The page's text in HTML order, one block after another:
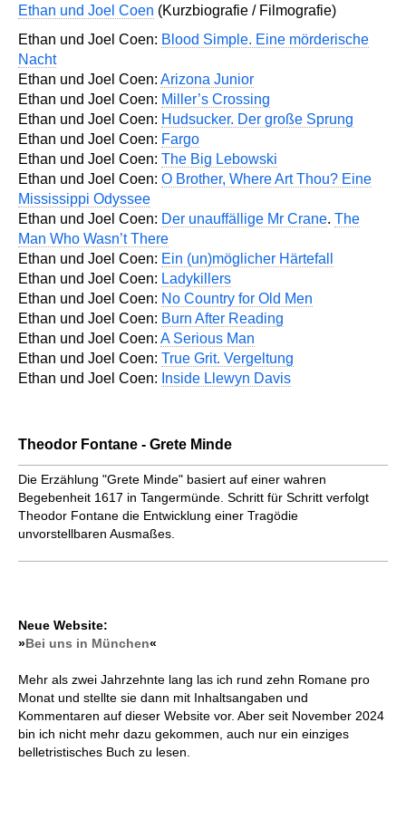
Ethan und Joel Coen (Kurzbiografie / Filmografie)
Ethan und Joel Coen: Blood Simple. Eine mörderische
Nacht
Ethan und Joel Coen: Arizona Junior
Ethan und Joel Coen: Miller’s Crossing
Ethan und Joel Coen: Hudsucker. Der große Sprung
Ethan und Joel Coen: Fargo
Ethan und Joel Coen: The Big Lebowski
Ethan und Joel Coen: O Brother, Where Art Thou? Eine
Mississippi Odyssee
Ethan und Joel Coen: Der unauffällige Mr Crane. The
Man Who Wasn’t There
Ethan und Joel Coen: Ein (un)möglicher Härtefall
Ethan und Joel Coen: Ladykillers
Ethan und Joel Coen: No Country for Old Men
Ethan und Joel Coen: Burn After Reading
Ethan und Joel Coen: A Serious Man
Ethan und Joel Coen: True Grit. Vergeltung
Ethan und Joel Coen: Inside Llewyn Davis
Theodor Fontane - Grete Minde
Die Erzählung "Grete Minde" basiert auf einer wahren
Begebenheit 1617 in Tangermünde. Schritt für Schritt verfolgt
Theodor Fontane die Entwicklung einer Tragödie
unvorstellbaren Ausmaßes.
Neue Website:
»Bei uns in München«
Mehr als zwei Jahrzehnte lang las ich rund zehn Romane pro
Monat und stellte sie dann mit Inhaltsangaben und
Kommentaren auf dieser Website vor. Aber seit November 2024
bin ich nicht mehr dazu gekommen, auch nur ein einziges
belletristisches Buch zu lesen.